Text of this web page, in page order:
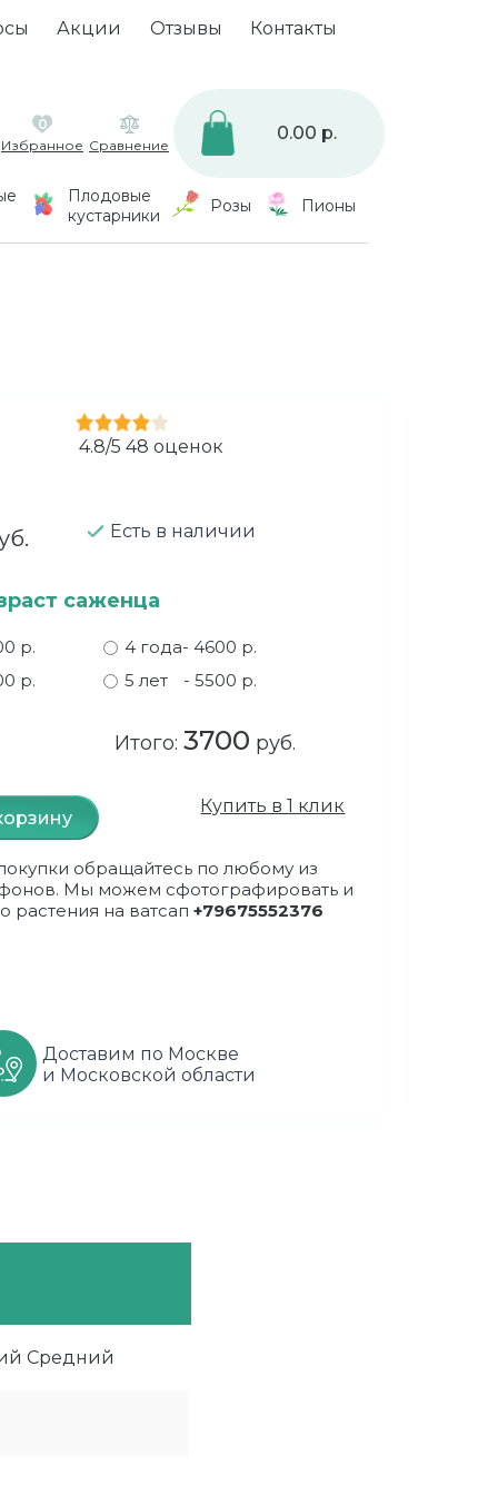
Акции Отзывы Контакты
0
Избранное Сравнение
0.00 р.
Плодовые
кустарники
Розы Пионы
4.8/5 48 оценок
Есть в наличии
саженца
р.
р.
4 года- 4600 р.
5 лет
- 5500 р.
Итого: 3700 руб.
Купить в 1 клик
обращайтесь по любому из
Мы можем сфотографировать и
растения на ватсап+79675552376
Доставим по Москве
и Московской области
Средний